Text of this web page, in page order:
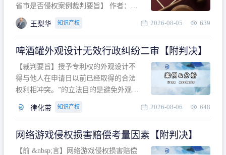
省市是否侵权案例裁判要旨】 作者：浙
江杭知桥律师事务所 王梨华 周靖超 【导
读】 第一部分：刮码剪码刮标剪标的商
诉讼建议 第二部分：15省市是否侵权案
例的裁判要旨 目录 第一部分、刮码剪码
刮
王梨华 知识产权 2026-08-05 639
啤酒罐外观设计无效行政纠纷二审【附判决】
【裁判要旨】授予专利权的外观设计不
得与他人在申请日以前已经取得的合法
权利相冲突。”的立法目的是避免外观设
冲突。基于此，凡是因该外观设计的实
于该款规定的规制范畴。“合法权利”不宜
作狭义解释，一般情况下，只要依法享
律化带 知识产权 2026-08-06 648
网络游戏侵权损害赔偿考量因素【附判决】
【前 &nbsp;言】网络游戏侵权损害赔偿